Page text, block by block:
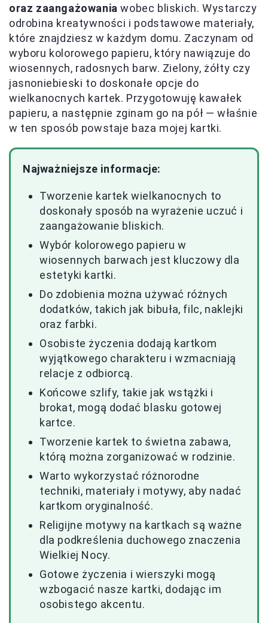
oraz zaangażowania wobec bliskich. Wystarczy
odrobina kreatywności i podstawowe materiały,
które znajdziesz w każdym domu. Zaczynam od
wyboru kolorowego papieru, który nawiązuje do
wiosennych, radosnych barw. Zielony, żółty czy
jasnoniebieski to doskonałe opcje do
wielkanocnych kartek. Przygotowuję kawałek
papieru, a następnie zginam go na pół — właśnie
w ten sposób powstaje baza mojej kartki.
Najważniejsze informacje:
Tworzenie kartek wielkanocnych to
doskonały sposób na wyrażenie uczuć i
zaangażowanie bliskich.
Wybór kolorowego papieru w
wiosennych barwach jest kluczowy dla
estetyki kartki.
Do zdobienia można używać różnych
dodatków, takich jak bibuła, filc, naklejki
oraz farbki.
Osobiste życzenia dodają kartkom
wyjątkowego charakteru i wzmacniają
relacje z odbiorcą.
Końcowe szlify, takie jak wstążki i
brokat, mogą dodać blasku gotowej
kartce.
Tworzenie kartek to świetna zabawa,
którą można zorganizować w rodzinie.
Warto wykorzystać różnorodne
techniki, materiały i motywy, aby nadać
kartkom oryginalność.
Religijne motywy na kartkach są ważne
dla podkreślenia duchowego znaczenia
Wielkiej Nocy.
Gotowe życzenia i wierszyki mogą
wzbogacić nasze kartki, dodając im
osobistego akcentu.